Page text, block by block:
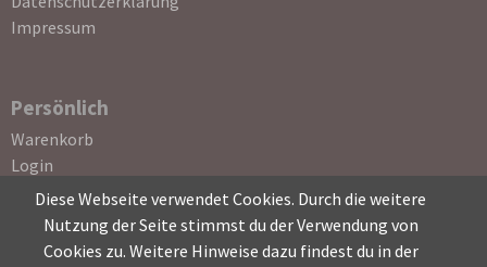
Impressum
Persönlich
Navigation
überspringen
Warenkorb
Login
Registrierung
Passwort vergessen
Diese Webseite verwendet Cookies. Durch die weitere
Nutzung der Seite stimmst du der Verwendung von
Cookies zu. Weitere Hinweise dazu findest du in der